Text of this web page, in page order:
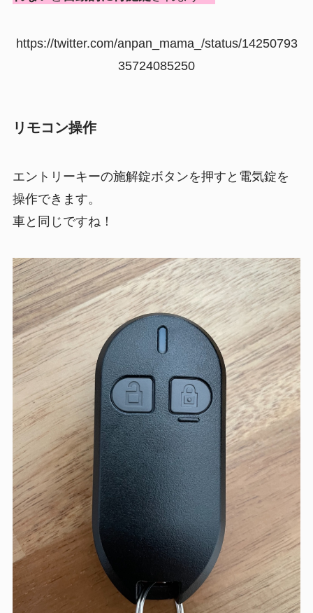
https://twitter.com/anpan_mama_/status/14250793
35724085250
リモコン操作
エントリーキーの施解錠ボタンを押すと電気錠を
操作できます。
車と同じですね！